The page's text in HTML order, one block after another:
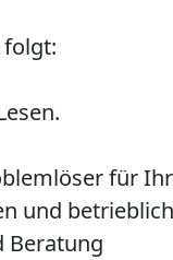
folgt:
für
und
Beratung